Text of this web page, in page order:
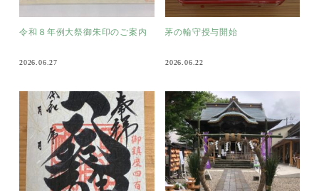
令和８年例大祭御朱印のご案内
2026.06.27
茅の輪守授与開始
2026.06.22